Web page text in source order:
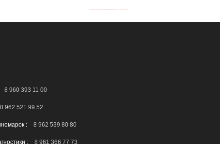
8 960 393 11 00
8 962 521 99 52
: 8 962 539 80 80
: 8 961 366 77 73